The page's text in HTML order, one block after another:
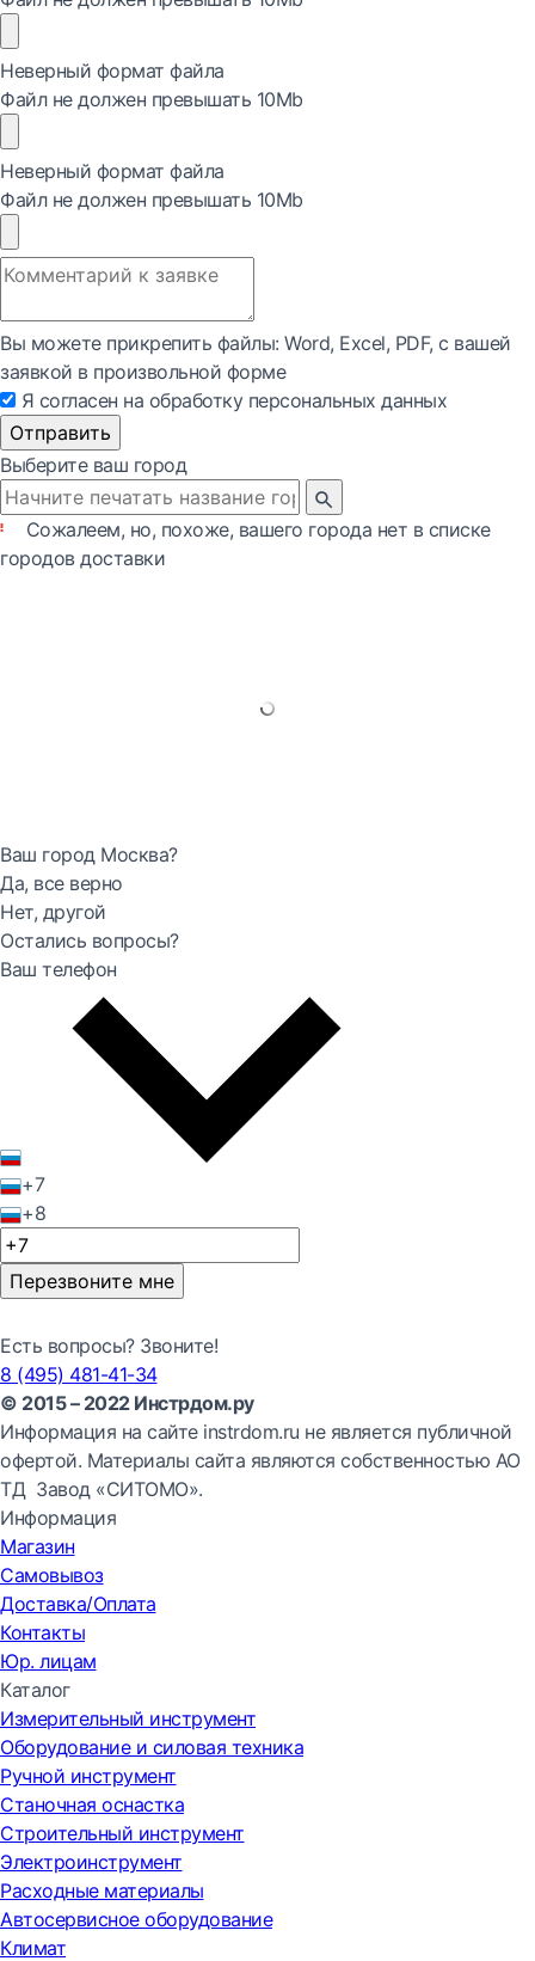
Неверный формат файла
Файл не должен превышать 10Mb
Неверный формат файла
Файл не должен превышать 10Mb
Вы можете прикрепить файлы: Word, Exсel, PDF, с вашей
заявкой в произвольной форме
Я согласен на обработку персональных данных
Отправить
Выберите ваш город
Сожалеем, но, похоже, вашего города нет в списке
городов доставки
Ваш город Москва?
Да, все верно
Нет, другой
Остались вопросы?
Ваш телефон
+7
+8
Перезвоните мне
Есть вопросы? Звоните!
8 (495) 481-41-34
© 2015 – 2022 Инстрдом.ру
Информация на сайте instrdom.ru не является публичной
офертой. Материалы сайта являются собственностью АО
ТД Завод «СИТОМО».
Информация
Магазин
Самовывоз
Доставка/Оплата
Контакты
Юр. лицам
Каталог
Измерительный инструмент
Оборудование и силовая техника
Ручной инструмент
Станочная оснастка
Строительный инструмент
Электроинструмент
Расходные материалы
Автосервисное оборудование
Климат